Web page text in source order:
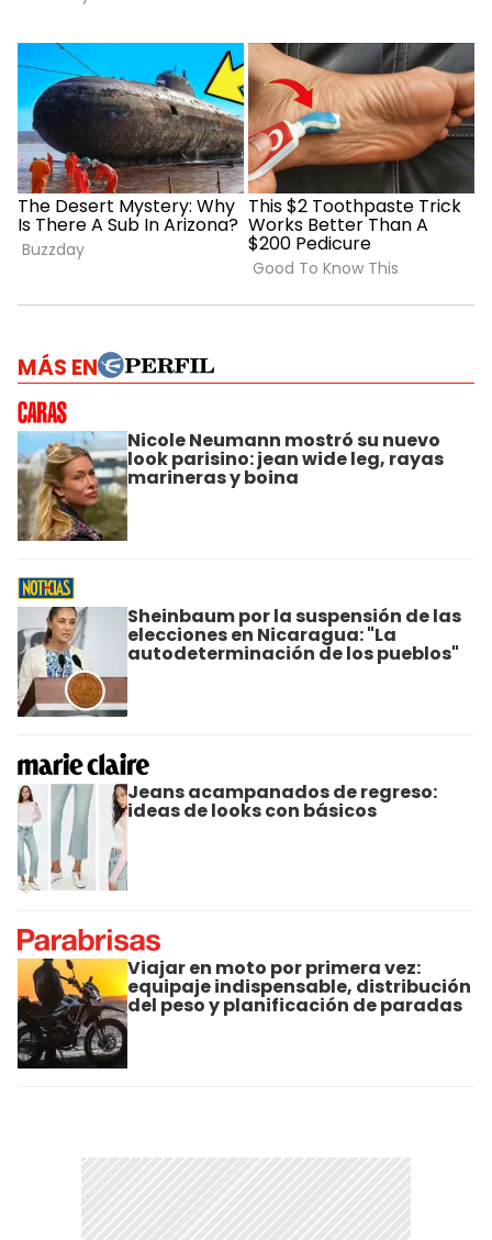
MÁS EN
Nicole Neumann mostró su nuevo
look parisino: jean wide leg, rayas
marineras y boina
Sheinbaum por la suspensión de las
elecciones en Nicaragua: "La
autodeterminación de los pueblos"
Jeans acampanados de regreso:
ideas de looks con básicos
Viajar en moto por primera vez:
equipaje indispensable, distribución
del peso y planificación de paradas